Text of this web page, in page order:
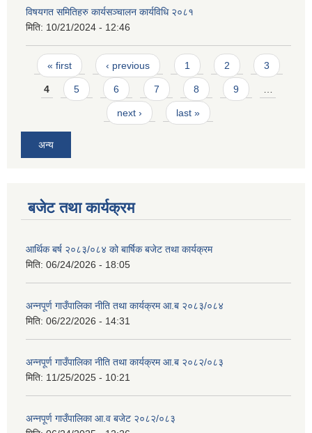
विषयगत समितिहरु कार्यसञ्चालन कार्यविधि २०८१
मिति: 10/21/2024 - 12:46
Pages
« first ‹ previous 1 2 3
4 5 6 7 8 9
next › last »
अन्य
बजेट तथा कार्यक्रम
आर्थिक बर्ष २०८३/०८४ को बार्षिक बजेट तथा कार्यक्रम
मिति: 06/24/2026 - 18:05
अन्नपूर्ण गाउँपालिका नीति तथा कार्यक्रम आ.ब २०८३/०८४
मिति: 06/22/2026 - 14:31
अन्नपूर्ण गाउँपालिका नीति तथा कार्यक्रम आ.ब २०८२/०८३
मिति: 11/25/2025 - 10:21
अन्नपूर्ण गाउँपालिका आ.व बजेट २०८२/०८३